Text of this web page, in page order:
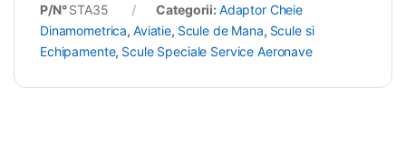
P/N°STA35 Categorii: Adaptor Cheie
Dinamometrica, Aviatie, Scule de Mana, Scule si
Echipamente, Scule Speciale Service Aeronave